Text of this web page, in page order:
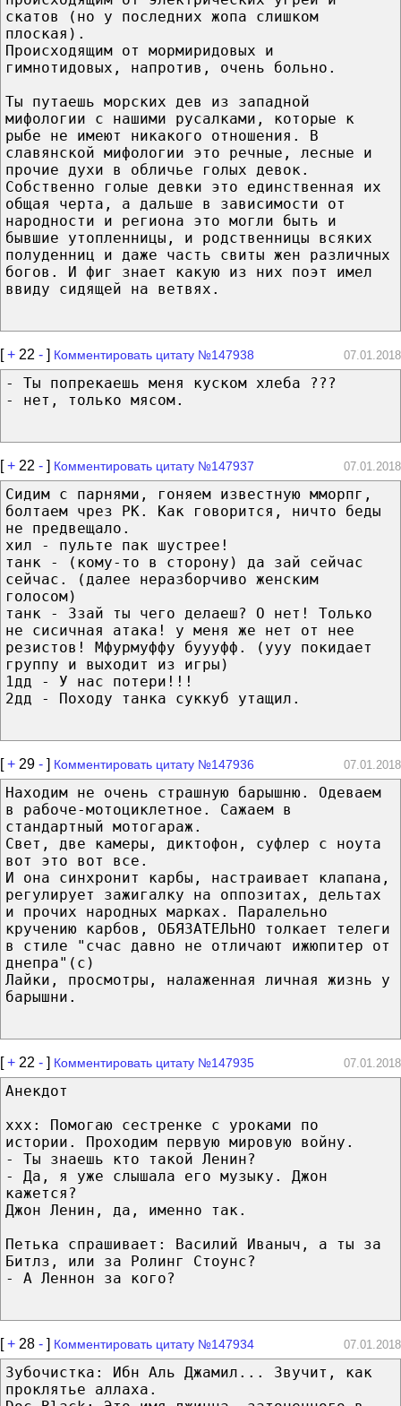
скатов (но у последних жопа слишком
плоская).
Происходящим от мормиридовых и
гимнотидовых, напротив, очень больно.
Ты путаешь морских дев из западной
мифологии с нашими русалками, которые к
рыбе не имеют никакого отношения. В
славянской мифологии это речные, лесные и
прочие духи в обличье голых девок.
Собственно голые девки это единственная их
общая черта, а дальше в зависимости от
народности и региона это могли быть и
бывшие утопленницы, и родственницы всяких
полуденниц и даже часть свиты жен различных
богов. И фиг знает какую из них поэт имел
ввиду сидящей на ветвях.
[+ 22 - ] Комментировать цитату №147938 07.01.2018
- Ты попрекаешь меня куском хлеба ???
- нет, только мясом.
[+ 22 - ] Комментировать цитату №147937 07.01.2018
Сидим с парнями, гоняем известную мморпг,
болтаем чрез РК. Как говорится, ничто беды
не предвещало.
хил - пульте пак шустрее!
танк - (кому-то в сторону) да зай сейчас
сейчас. (далее неразборчиво женским
голосом)
танк - Ззай ты чего делаеш? О нет! Только
не сисичная атака! у меня же нет от нее
резистов! Мфурмуффу буууфф. (ууу покидает
группу и выходит из игры)
1дд - У нас потери!!!
2дд - Походу танка суккуб утащил.
[+ 29 - ] Комментировать цитату №147936 07.01.2018
Находим не очень страшную барышню. Одеваем
в рабоче-мотоциклетное. Сажаем в
стандартный мотогараж.
Свет, две камеры, диктофон, суфлер с ноута
вот это вот все.
И она синхронит карбы, настраивает клапана,
регулирует зажигалку на оппозитах, дельтах
и прочих народных марках. Паралельно
кручению карбов, ОБЯЗАТЕЛЬНО толкает телеги
в стиле "счас давно не отличают ижюпитер от
днепра"(с)
Лайки, просмотры, налаженная личная жизнь у
барышни.
[+ 22 - ] Комментировать цитату №147935 07.01.2018
Анекдот
xxx: Помогаю сестренке с уроками по
истории. Проходим первую мировую войну.
- Ты знаешь кто такой Ленин?
- Да, я уже слышала его музыку. Джон
кажется?
Джон Ленин, да, именно так.
Петька спрашивает: Василий Иваныч, а ты за
Битлз, или за Ролинг Стоунс?
- А Леннон за кого?
[+ 28 - ] Комментировать цитату №147934 07.01.2018
3убочистка: Ибн Аль Джамил... Звучит, как
проклятье аллаха.